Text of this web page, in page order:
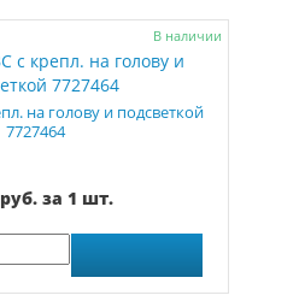
В наличии
на голову и подсветкой
7727464
за 1 шт.